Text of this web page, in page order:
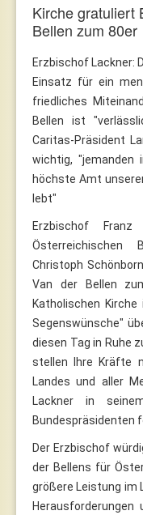
Kirche gratuliert
Bellen zum 80er
Erzbischof Lackner:
Einsatz für ein
friedliches
Bellen ist
Caritas-Präsident
wichtig, "jemanden
höchste Amt
lebt"
Erzbischof
Österreichischen
Christoph
Van der Bellen
Katholischen
Segenswünsche"
diesen Tag in Ruhe
stellen Ihre Kräfte
Landes und aller
Lackner in
Bundespräsidenten
Der Erzbischof
der Bellens für
größere Leistung im